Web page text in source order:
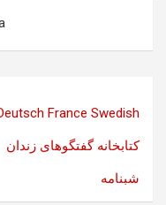
France Swedish
کتابخانه گفتگوهای زندان
شبنامه